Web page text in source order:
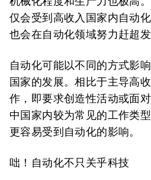
仅会受到高收入国家内自动
也会在自动化领域努力赶超发
自动化可能以不同的方式影
国家的发展。相比于主导高
作，即要求创造性活动或面
中国家内较为常见的工作类
更容易受到自动化的影响。
咄！自动化不只关乎科技